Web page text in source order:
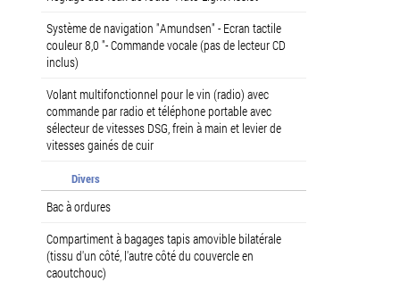
Système de navigation "Amundsen" - Ecran tactile
couleur 8,0 "- Commande vocale (pas de lecteur CD
inclus)
Volant multifonctionnel pour le vin (radio) avec
commande par radio et téléphone portable avec
sélecteur de vitesses DSG, frein à main et levier de
vitesses gainés de cuir
Divers
Bac à ordures
Compartiment à bagages tapis amovible bilatérale
(tissu d'un côté, l'autre côté du couvercle en
caoutchouc)